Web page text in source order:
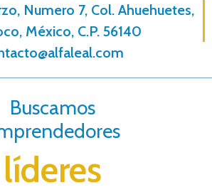
Numero 7, Col. Ahuehuetes,
México, C.P. 56140
Buscamos
líderes